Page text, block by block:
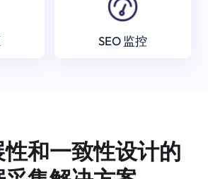
SEO 监控
和一致性设计的